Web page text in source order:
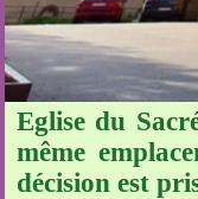
Eglise du
même
décision est